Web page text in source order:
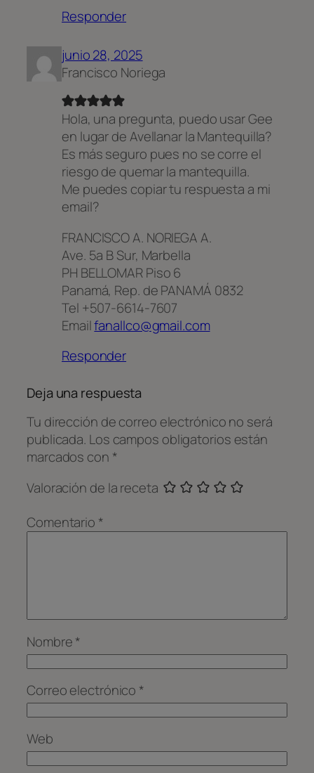
Responder
junio 28, 2025
Francisco Noriega
Hola, una pregunta, puedo usar Gee
en lugar de Avellanar la Mantequilla?
Es más seguro pues no se corre el
riesgo de quemar la mantequilla.
Me puedes copiar tu respuesta a mi
email?
FRANCISCO A. NORIEGA A.
Ave. 5a B Sur, Marbella
PH BELLOMAR Piso 6
Panamá, Rep. de PANAMÁ 0832
Tel +507-6614-7607
Emailfanallco@gmail.com
Responder
Deja una respuesta
Tu dirección de correo electrónico no será
publicada. Los campos obligatorios están
marcados con *
Valoración de la receta
Comentario *
Nombre*
Correo electrónico *
Web